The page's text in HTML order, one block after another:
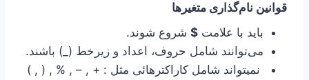
قوانین نام‌گذاری متغیرها
باید با علامت $ شروع شوند.
می‌توانند شامل حروف، اعداد و زیرخط (_) باشند.
نمیتواند شامل کاراکترهائی مثل : + , – , % , ( , )